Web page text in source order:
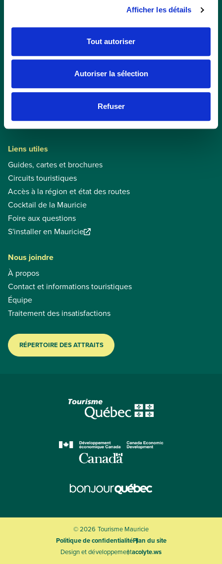
Afficher les détails
Tout autoriser
Autoriser la sélection
Refuser
Liens utiles
Guides, cartes et brochures
Circuits touristiques
Accès à la région et état des routes
Cocktail de la Mauricie
Foire aux questions
S'installer en Mauricie
Nous joindre
À propos
Contact et informations touristiques
Équipe
Traitement des insatisfactions
RÉPERTOIRE DES ATTRAITS
© 2026 Tourisme Mauricie
Politique de confidentialitéPlan du site
Design et développementacolyte.ws